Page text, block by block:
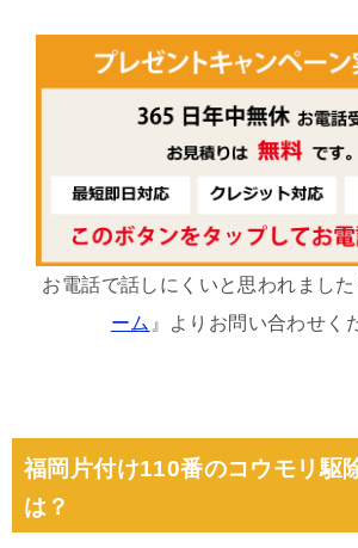
お電話で話しにくいと思われました
ーム 』よりお問い合わせく
福岡片付け110番のコウモリ駆
は？